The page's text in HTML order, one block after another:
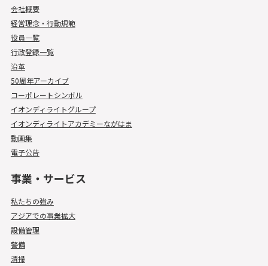
会社概要
経営理念・行動規範
役員一覧
行政登録一覧
沿革
50周年アーカイブ
コーポレートシンボル
イオンディライトグループ
イオンディライトアカデミーながはま
動画集
電子公告
事業・サービス
私たちの強み
アジアでの事業拡大
設備管理
警備
清掃